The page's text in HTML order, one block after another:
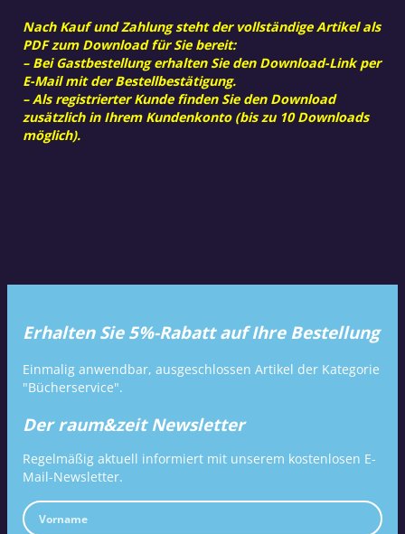
Nach Kauf und Zahlung steht der vollständige Artikel als
PDF zum Download für Sie bereit:
– Bei Gastbestellung erhalten Sie den Download-Link per
E-Mail mit der Bestellbestätigung.
– Als registrierter Kunde finden Sie den Download
zusätzlich in Ihrem Kundenkonto (bis zu 10 Downloads
möglich).
Erhalten Sie 5%-Rabatt auf Ihre Bestellung
Einmalig anwendbar, ausgeschlossen Artikel der Kategorie
"Bücherservice".
Der raum&zeit Newsletter
Regelmäßig aktuell informiert mit unserem kostenlosen E-
Mail-Newsletter.